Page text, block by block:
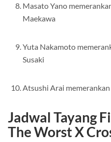
Masato Yano
Maekawa
Yuta Nakamoto
Susaki
Atsushi Arai
Jadwal Tayang
The Worst X